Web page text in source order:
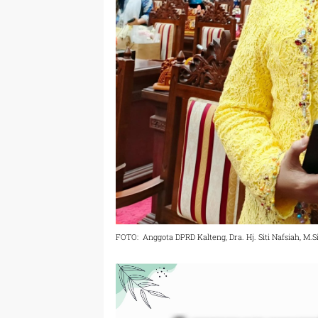
FOTO: Anggota DPRD Kalteng, Dra. Hj. Siti Nafsiah,